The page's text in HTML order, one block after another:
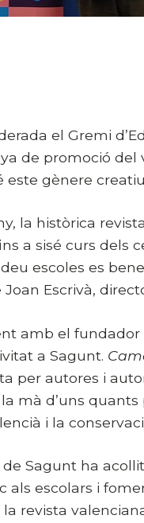
el Gremi
de promoció del
gènere
la històrica
a sisé curs dels
escoles es
Escrivà,
amb el fundador
a Sagunt.
per autores i
mà d’uns
i la
Sagunt ha
als escolars i
revista